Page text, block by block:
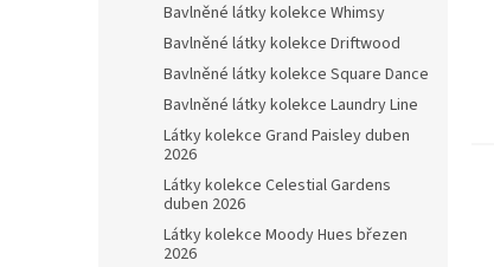
Bavlněné látky kolekce Whimsy
Bavlněné látky kolekce Driftwood
Bavlněné látky kolekce Square Dance
Bavlněné látky kolekce Laundry Line
Látky kolekce Grand Paisley duben
2026
Látky kolekce Celestial Gardens
duben 2026
Látky kolekce Moody Hues březen
2026